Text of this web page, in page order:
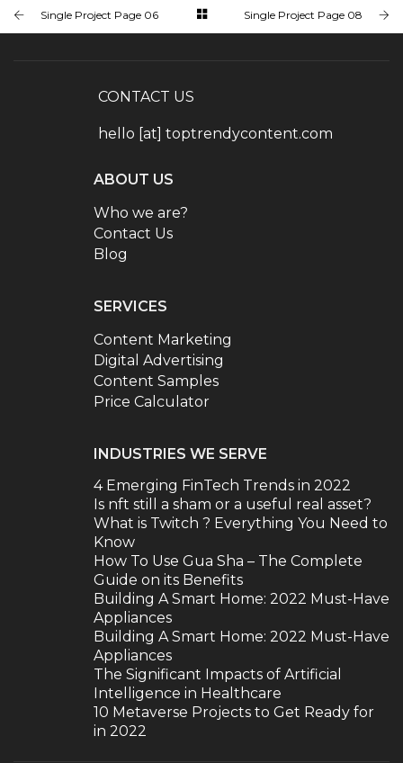
Single Project Page 06 Single Project Page 08
CONTACT US
hello [at] toptrendycontent.com
ABOUT US
Who we are?
Contact Us
Blog
SERVICES
Content Marketing
Digital Advertising
Content Samples
Price Calculator
INDUSTRIES WE SERVE
4 Emerging FinTech Trends in 2022
Is nft still a sham or a useful real asset?
What is Twitch ? Everything You Need to
Know
How To Use Gua Sha – The Complete
Guide on its Benefits
Building A Smart Home: 2022 Must-Have
Appliances
Building A Smart Home: 2022 Must-Have
Appliances
The Significant Impacts of Artificial
Intelligence in Healthcare
10 Metaverse Projects to Get Ready for
in 2022